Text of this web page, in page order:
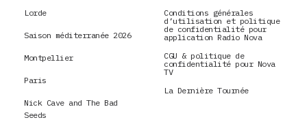
Lorde
Saison méditerranée 2026
Montpellier
Paris
Nick Cave and The Bad
Seeds
Conditions générales
d’utilisation et politique
de confidentialité pour
application Radio Nova
CGU & politique de
confidentialité pour Nova
TV
La Dernière Tournée